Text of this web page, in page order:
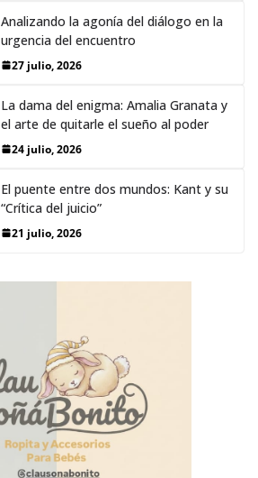
Analizando la agonía del diálogo en la
urgencia del encuentro
27 julio, 2026
La dama del enigma: Amalia Granata y
el arte de quitarle el sueño al poder
24 julio, 2026
El puente entre dos mundos: Kant y su
“Crítica del juicio”
21 julio, 2026